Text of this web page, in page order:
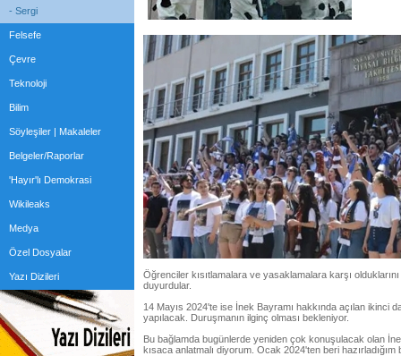
- Sergi
Felsefe
Çevre
Teknoloji
Bilim
Söyleşiler | Makaleler
Belgeler/Raporlar
'Hayır'lı Demokrasi
Wikileaks
Medya
Özel Dosyalar
Yazı Dizileri
Öğrenciler kısıtlamalara ve yasaklamalara karşı
duyurdular.
14 Mayıs 2024'te ise İnek Bayramı hakkında açılan ikinci
yapılacak. Duruşmanın ilginç olması bekleniyor.
Bu bağlamda bugünlerde yeniden çok konuşulacak olan
kısaca anlatmalı diyorum. Ocak 2024'ten beri hazırladığım